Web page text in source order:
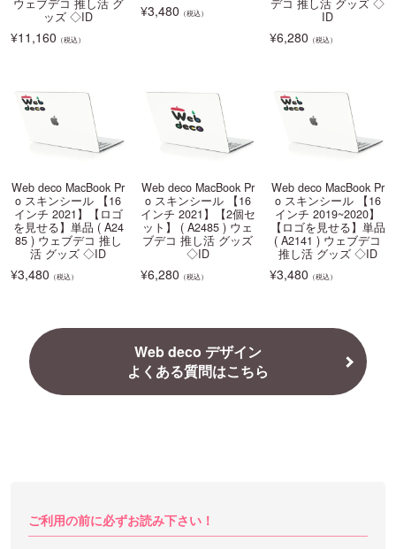
ウェブデコ 推し活 グ
ッズ ◇ID
¥11,160 （税込）
¥3,480 （税込）
デコ 推し活 グッズ ◇
ID
¥6,280 （税込）
Web deco MacBook Pr
o スキンシール 【16
インチ 2021】【ロゴ
を見せる】単品 ( A24
85 ) ウェブデコ 推し
活 グッズ ◇ID
¥3,480 （税込）
Web deco MacBook Pr
o スキンシール 【16
インチ 2021】【2個セ
ット】 ( A2485 ) ウェ
ブデコ 推し活 グッズ
◇ID
¥6,280 （税込）
Web deco MacBook Pr
o スキンシール 【16
インチ 2019~2020】
【ロゴを見せる】単品
( A2141 ) ウェブデコ
推し活 グッズ ◇ID
¥3,480 （税込）
Web deco デザイン
よくある質問はこちら
ご利用の前に必ずお読み下さい！